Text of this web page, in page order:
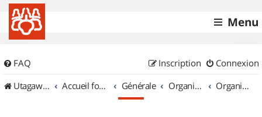
Menu
FAQ Connexion
Inscription
UtagawaVTT (Randos VTT et VTTAE avec traces GPS)
Accueil forum Générale Organisation de sorties & Recherche de partenaires Organisation de sorties en région Lorraine